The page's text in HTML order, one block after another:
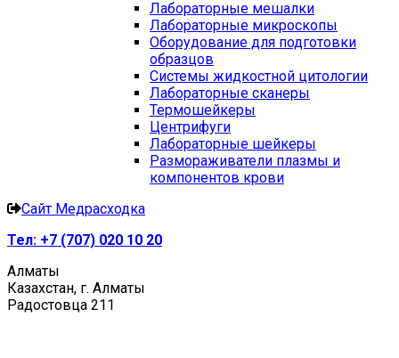
Лабораторные мешалки
Лабораторные микроскопы
Оборудование для подготовки
образцов
Системы жидкостной цитологии
Лабораторные сканеры
Термошейкеры
Центрифуги
Лабораторные шейкеры
Размораживатели плазмы и
компонентов крови
Сайт Медрасходка
Тел: +7 (707) 020 10 20
Алматы
Казахстан, г. Алматы
Радостовца 211